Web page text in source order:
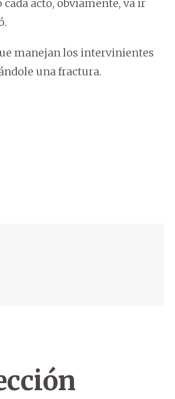
acto, obviamente, va ir
manejan los intervinientes
una fractura.